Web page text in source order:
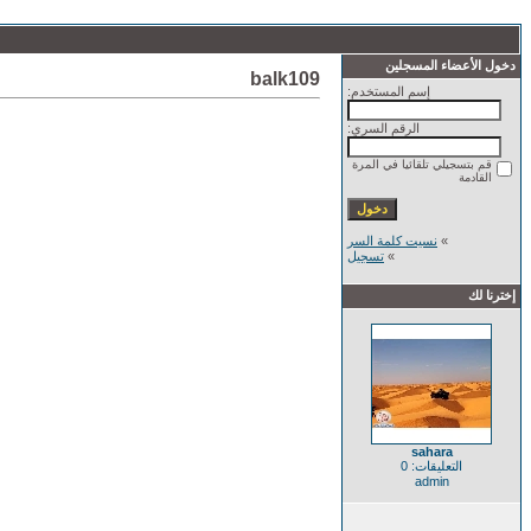
دخول الأعضاء المسجلين
إسم المستخدم:
الرقم السري:
قم بتسجيلي تلقائيا في المرة
القادمة
» نسيت كلمة السر
» تسجيل
إخترنا لك
sahara
التعليقات: 0
admin
balk109